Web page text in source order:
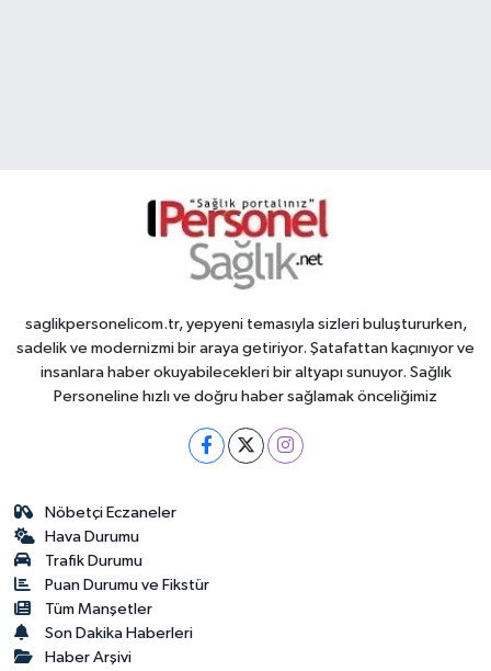
saglikpersonelicom.tr, yepyeni temasıyla sizleri buluştururken,
sadelik ve modernizmi bir araya getiriyor. Şatafattan kaçınıyor ve
insanlara haber okuyabilecekleri bir altyapı sunuyor. Sağlık
Personeline hızlı ve doğru haber sağlamak önceliğimiz
Nöbetçi Eczaneler
Hava Durumu
Trafik Durumu
Puan Durumu ve Fikstür
Tüm Manşetler
Son Dakika Haberleri
Haber Arşivi